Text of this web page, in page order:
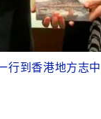
行到香港地方志